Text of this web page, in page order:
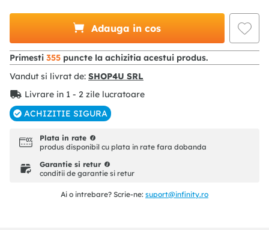
Adauga in cos
Primesti 355 puncte la achizitia acestui produs.
Vandut si livrat de: SHOP4U SRL
Livrare in 1 - 2 zile lucratoare
ACHIZITIE SIGURA
Plata in rate
produs disponibil cu plata in rate fara dobanda
Garantie si retur
conditii de garantie si retur
Ai o intrebare? Scrie-ne: suport@infinity.ro